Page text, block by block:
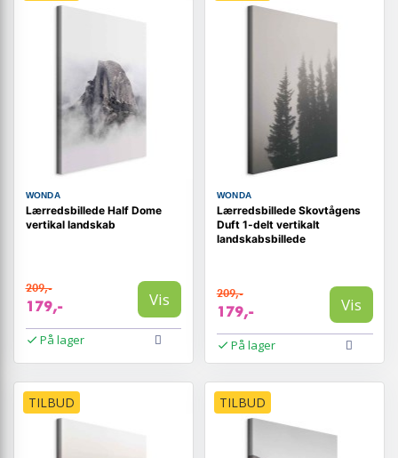
WONDA
Lærredsbillede Half Dome
vertikal landskab
209,-
179,- Vis
På lager
WONDA
Lærredsbillede Skovtågens
Duft 1-delt vertikalt
landskabsbillede
209,-
179,- Vis
På lager
TILBUD TILBUD